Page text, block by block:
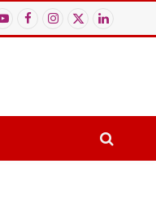
YouTubeFacebook
Instagram
X
(Twitter)
LinkedIn